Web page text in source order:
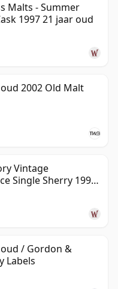
Malts - Summer
1997 21 jaar oud
2002 Old Malt
Vintage
Single Sherry 1995
/ Gordon &
Labels